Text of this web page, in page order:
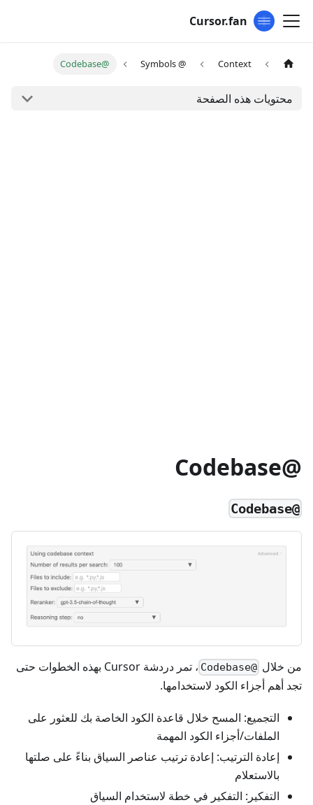
Cursor.fan
Context
@ Symbols
@Codebase
محتويات هذه الصفحة
@Codebase
@Codebase
من خلال @Codebase
، تمر دردشة Cursor بهذه الخطوات حتى
تجد أهم أجزاء الكود لاستخدامها.
التجميع: المسح خلال قاعدة الكود الخاصة بك للعثور على
الملفات/أجزاء الكود المهمة
إعادة الترتيب: إعادة ترتيب عناصر السياق بناءً على صلتها
بالاستعلام
التفكير: التفكير في خطة لاستخدام السياق